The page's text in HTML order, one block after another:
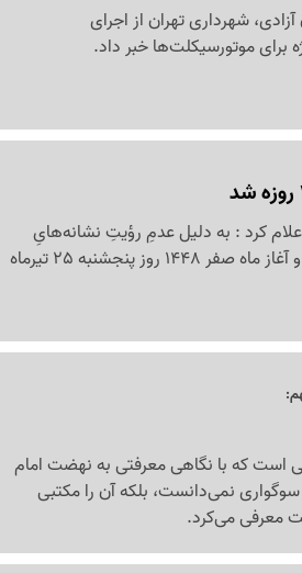
شهرداری تهران از اجرای
موتورسیکلت‌ها خبر داد.
کرد : به دلیل عدمِ رؤیتِ نشانه‌هایِ
نجومی در شامگاهِ سه‌شنبه،ماه محرم 30 روزه بوده و آغاز ماه صفر 1448 روز پنجشنبه 25 تیرماه
است که با نگاهی معرفتی به نهضت امام
نمی‌دانست، بلکه آن را مکتبی
معرفی می‌کرد.